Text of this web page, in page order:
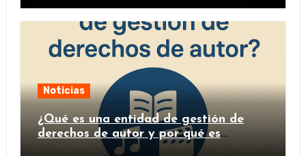
Noticias
¿Qué es una entidad de gestión de
derechos de autor y por qué es
importante?